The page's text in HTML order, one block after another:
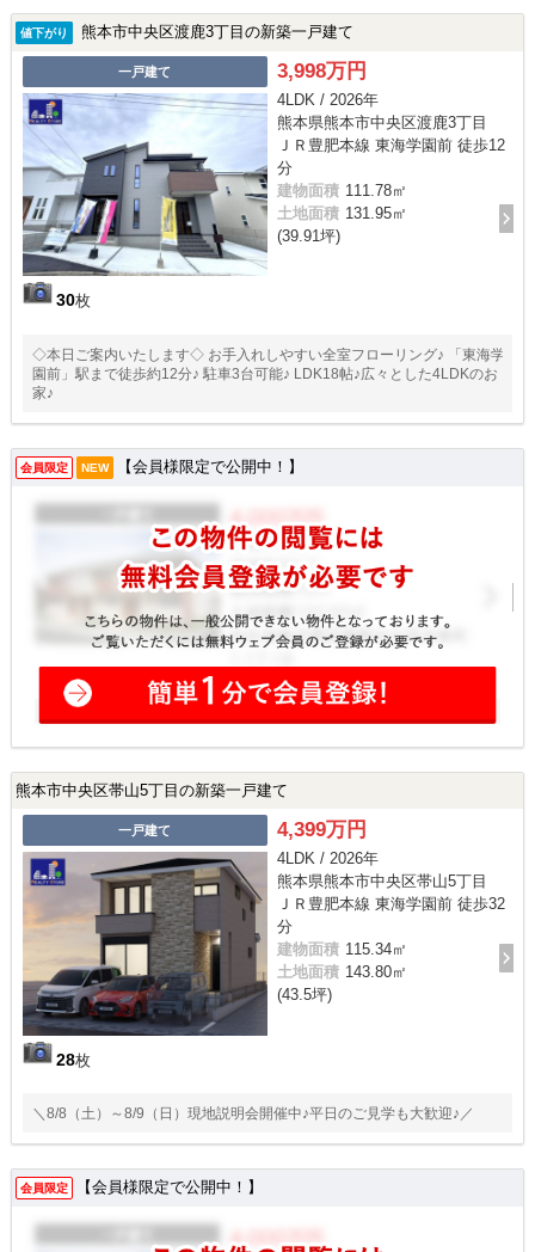
値下がり 熊本市中央区渡鹿3丁目の新築一戸建て
一戸建て
30枚
3,998万円
4LDK / 2026年
熊本県熊本市中央区渡鹿3丁目
ＪＲ豊肥本線 東海学園前 徒歩12
分
建物面積 111.78㎡
土地面積 131.95㎡
(39.91坪)
◇本日ご案内いたします◇ お手入れしやすい全室フローリング♪ 「東海学
園前」駅まで徒歩約12分♪ 駐車3台可能♪ LDK18帖♪広々とした4LDKのお
家♪
会員限定 NEW 【会員様限定で公開中！】
熊本市中央区帯山5丁目の新築一戸建て
一戸建て
28枚
4,399万円
4LDK / 2026年
熊本県熊本市中央区帯山5丁目
ＪＲ豊肥本線 東海学園前 徒歩32
分
建物面積 115.34㎡
土地面積 143.80㎡
(43.5坪)
＼8/8（土）～8/9（日）現地説明会開催中♪平日のご見学も大歓迎♪／
会員限定 【会員様限定で公開中！】